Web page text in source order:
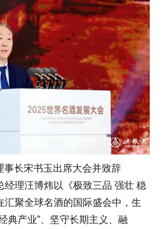
事长宋书玉出席大会并致辞
理汪博炜以《极致三品 强壮 稳
汇聚全球名酒的国际盛会中，生
典产业”、坚守长期主义、融